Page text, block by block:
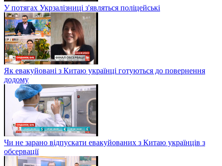
У потягах Укрзалізниці з'являться поліцейські
Як евакуйовані з Китаю українці готуються до повернення
додому
Чи не зарано відпускати евакуйованих з Китаю українців з
обсервації